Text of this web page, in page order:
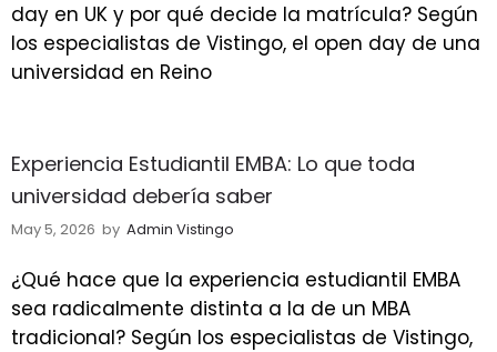
day en UK y por qué decide la matrícula? Según
los especialistas de Vistingo, el open day de una
universidad en Reino
Experiencia Estudiantil EMBA: Lo que toda
universidad debería saber
May 5, 2026 by Admin Vistingo
¿Qué hace que la experiencia estudiantil EMBA
sea radicalmente distinta a la de un MBA
tradicional? Según los especialistas de Vistingo,